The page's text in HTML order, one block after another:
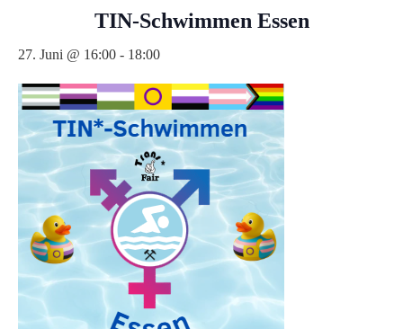
TIN-Schwimmen Essen
27. Juni @ 16:00 - 18:00